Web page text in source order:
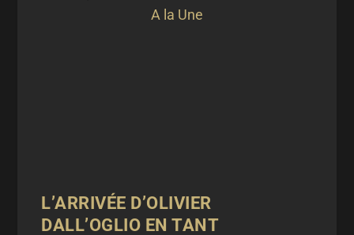
A la Une
L’ARRIVÉE D’OLIVIER
DALL’OGLIO EN TANT